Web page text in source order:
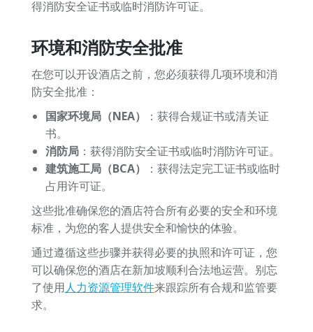
得消防安全证书或临时消防许可证。
环境和消防安全批准
在您可以开设酒店之前，您必须获得几项环境和消
防安全批准：
国家环境局（NEA）
：获得合规证书或清关证
书。
消防局：获得消防安全证书或临时消防许可证。
建筑施工局（BCA）
：获得法定完工证书或临时
占用许可证。
这些批准确保您的酒店符合所有必要的安全和环境
标准，为您的客人提供安全和愉快的体验。
通过遵循这些步骤并获得必要的执照和许可证，您
可以确保您的酒店在新加坡顺利合法地运营。别忘
了使用人力资源管理软件来跟踪所有合规和监管要
求。